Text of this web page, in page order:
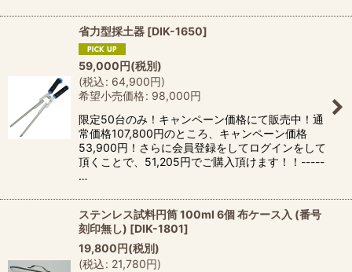
省力型採土器 [DIK-1650]
59,000円(税別)
(税込: 64,900円)
希望小売価格: 98,000円
限定50台のみ！キャンペーン価格にて販売中！通
常価格107,800円のところ、キャンペーン価格
53,900円！さらに会員登録をしてログインをして
頂くことで、51,205円でご購入頂けます！！-----
…
ステンレス試料円筒 100ml 6個 布ケース入 (番号
刻印無し) [DIK-1801]
19,800円(税別)
(税込: 21,780円)